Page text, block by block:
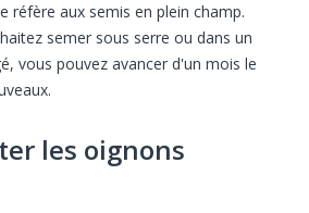
réfère aux semis en plein champ.
semer sous serre ou dans un
vous pouvez avancer d'un mois le
les oignons